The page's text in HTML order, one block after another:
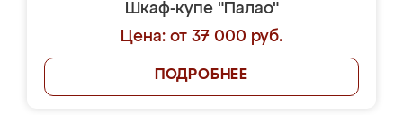
Шкаф-купе "Палао"
Цена: от 37 000 руб.
ПОДРОБНЕЕ